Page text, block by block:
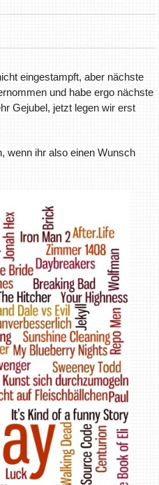
eingestampft, aber nächste
und habe ergo nächste
Gejubel, jetzt legen wir erst
wenn ihr also einen Wunsch